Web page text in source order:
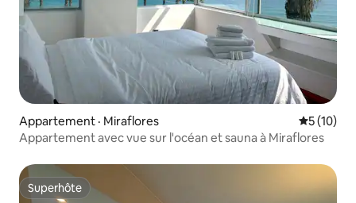
Appartement · Miraflores Note
5 (10)
Appartement avec vue sur l'océan et sauna à Miraflores
Superhôte
Superhôte